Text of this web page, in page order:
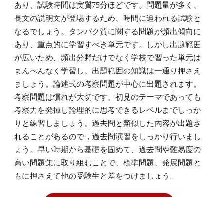
あり、試験時間は実質75分ほどです。問題量が多く、
長文の説明文が登場するため、時間に追われる試験と
なるでしょう。タンパク質に関する問題が頻出傾向に
あり、重点的に学習すべき単元です。しかし出題範囲
が広いため、頻出分野だけでなく学校で習った単元は
まんべんなく学習し、出題範囲の知識は一通り押さえ
ましょう。論述式の考察問題が中心に出題されます。
考察問題は慣れが大切です。初見のテーマであっても
考察力を発揮し論理的に思考できるレベルまでしっか
りと練習しましょう。過去問と類似した内容が出題さ
れることがあるので，過去問演習をしっかり行いまし
ょう。早い時期から基礎を固めて、過去問や難易度の
高い問題集に取り組むことで、標準問題、発展問題と
もに押さえて他の受験生と差をつけましょう。